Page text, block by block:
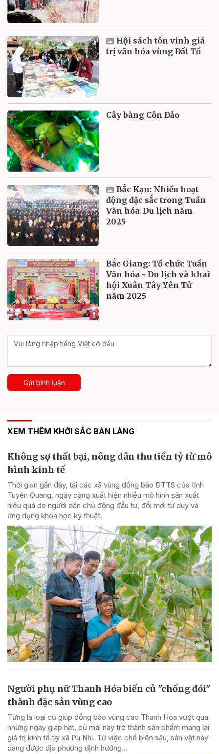
Hội sách tôn vinh giá
trị văn hóa vùng Đất Tổ
Cây bàng Côn Đảo
Bắc Kạn: Nhiều hoạt
động đặc sắc trong Tuần
Văn hóa-Du lịch năm
2025
Bắc Giang: Tổ chức Tuần
Văn hóa - Du lịch và khai
hội Xuân Tây Yên Tử
năm 2025
Gửi bình luận
XEM THÊM KHỞI SẮC BẢN LÀNG
Không sợ thất bại, nông dân thu tiền tỷ từ mô
hình kinh tế
Thời gian gần đây, tại các xã vùng đồng bào DTTS của tỉnh
Tuyên Quang, ngày càng xuất hiện nhiều mô hình sản xuất
hiệu quả do người dân chủ động đầu tư, đổi mới tư duy và
ứng dụng khoa học kỹ thuật.
Người phụ nữ Thanh Hóa biến củ "chống đói"
thành đặc sản vùng cao
Từng là loại củ giúp đồng bào vùng cao Thanh Hóa vượt qua
những ngày giáp hạt, củ mài nay trở thành sản phẩm mang lại
giá trị kinh tế tại xã Pù Nhi. Từ việc chế biến sâu, sản vật này
đang được địa phương định hướng...